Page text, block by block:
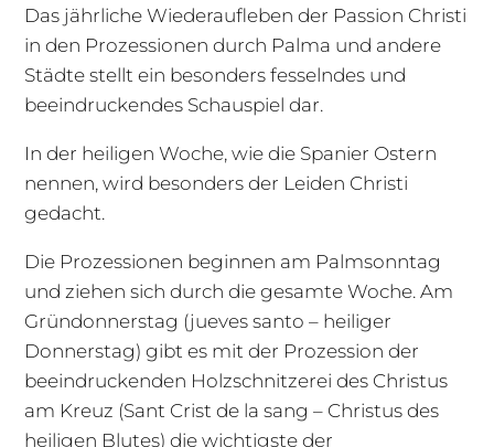
Das jährliche Wiederaufleben der Passion Christi
in den Prozessionen durch Palma und andere
Städte stellt ein besonders fesselndes und
beeindruckendes Schauspiel dar.
In der heiligen Woche, wie die Spanier Ostern
nennen, wird besonders der Leiden Christi
gedacht.
Die Prozessionen beginnen am Palmsonntag
und ziehen sich durch die gesamte Woche. Am
Gründonnerstag (jueves santo – heiliger
Donnerstag) gibt es mit der Prozession der
beeindruckenden Holzschnitzerei des Christus
am Kreuz (Sant Crist de la sang – Christus des
heiligen Blutes) die wichtigste der